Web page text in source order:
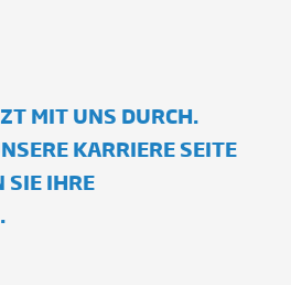
MIT UNS DURCH.
KARRIERE SEITE
SIE IHRE